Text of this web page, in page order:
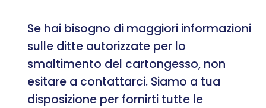
Se hai bisogno di maggiori informazioni
sulle ditte autorizzate per lo
smaltimento del cartongesso, non
esitare a contattarci. Siamo a tua
disposizione per fornirti tutte le